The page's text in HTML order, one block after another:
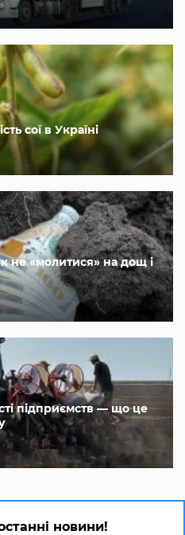
сої в Україні
не «молитися» на дощ і
підприємств — що це
новини!